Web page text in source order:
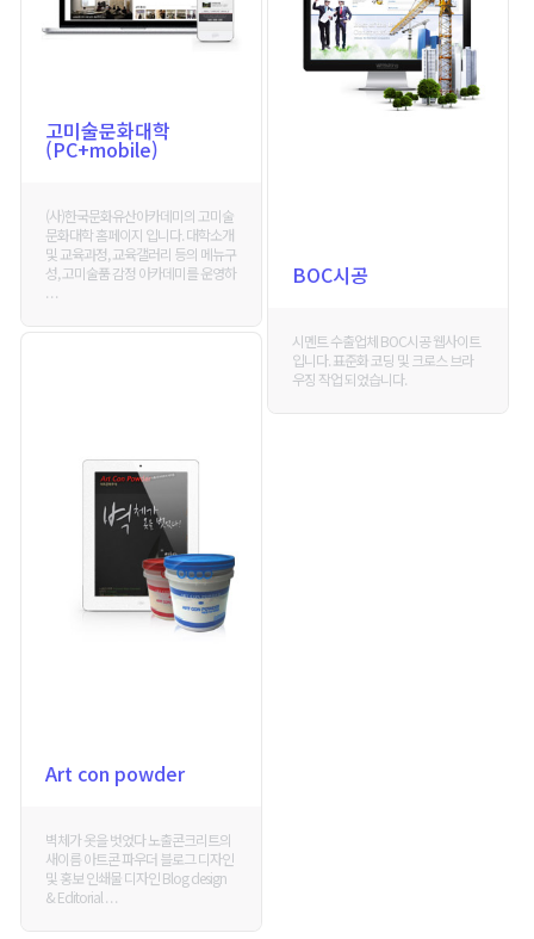
BOC시공
시멘트 수출업체 BOC시공 웹사이트
입니다. 표준화 코딩 및 크로스 브라
우징 작업 되었습니다.
고미술문화대학
(PC+mobile)
(사)한국문화유산아카데미의 고미술
문화대학 홈페이지 입니다. 대학소개
및 교육과정, 교육갤러리 등의 메뉴구
성, 고미술품 감정 아카데미를 운영하
. . .
Art con powder
벽체가 옷을 벗었다 노출콘크리트의
새이름 아트콘 파우더 블로그 디자인
및 홍보 인쇄물 디자인 Blog design
& Editorial . . .